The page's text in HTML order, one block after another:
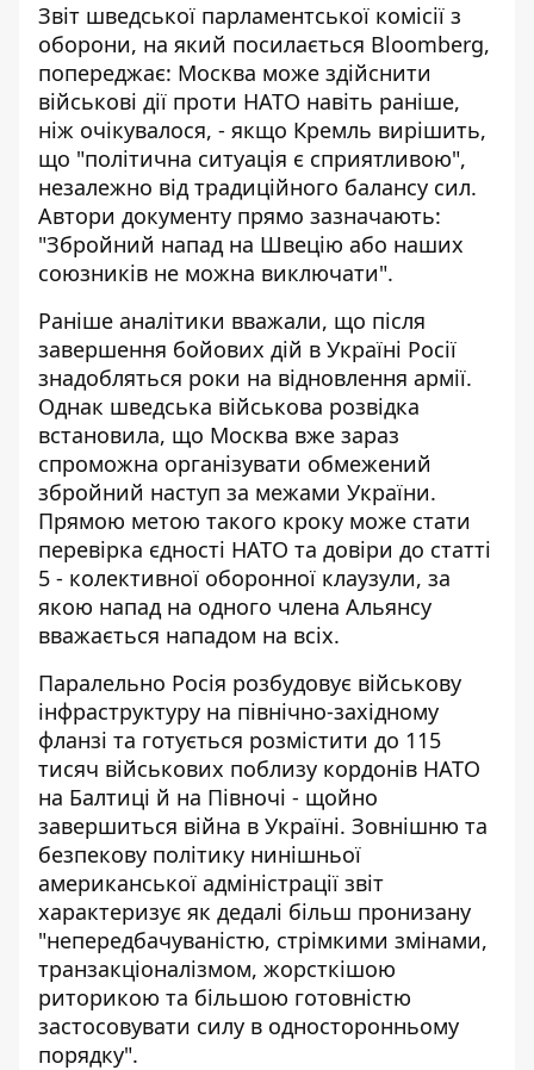
Звіт шведської парламентської комісії з
оборони, на який посилається Bloomberg,
попереджає: Москва може здійснити
військові дії проти НАТО навіть раніше,
ніж очікувалося, - якщо Кремль вирішить,
що "політична ситуація є сприятливою",
незалежно від традиційного балансу сил.
Автори документу прямо зазначають:
"Збройний напад на Швецію або наших
союзників не можна виключати".
Раніше аналітики вважали, що після
завершення бойових дій в Україні Росії
знадобляться роки на відновлення армії.
Однак шведська військова розвідка
встановила, що Москва вже зараз
спроможна організувати обмежений
збройний наступ за межами України.
Прямою метою такого кроку може стати
перевірка єдності НАТО та довіри до статті
5 - колективної оборонної клаузули, за
якою напад на одного члена Альянсу
вважається нападом на всіх.
Паралельно Росія розбудовує військову
інфраструктуру на північно-західному
фланзі та готується розмістити до 115
тисяч військових поблизу кордонів НАТО
на Балтиці й на Півночі - щойно
завершиться війна в Україні. Зовнішню та
безпекову політику нинішньої
американської адміністрації звіт
характеризує як дедалі більш пронизану
"непередбачуваністю, стрімкими змінами,
транзакціоналізмом, жорсткішою
риторикою та більшою готовністю
застосовувати силу в односторонньому
порядку".